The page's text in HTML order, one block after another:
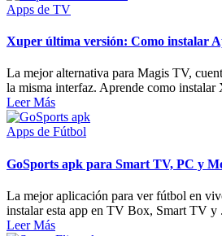
Apps de TV
Xuper última versión: Como instalar
La mejor alternativa para Magis TV,
la misma interfaz. Aprende como instalar
Leer Más
Apps de Fútbol
GoSports apk para Smart TV, PC y
La mejor aplicación para ver fútbol en
instalar esta app en TV Box, Smart TV y
Leer Más